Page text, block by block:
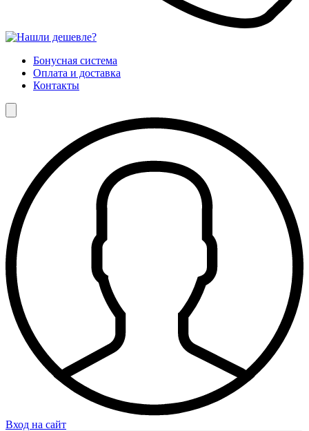
Бонусная система
Оплата и доставка
Контакты
Вход на сайт